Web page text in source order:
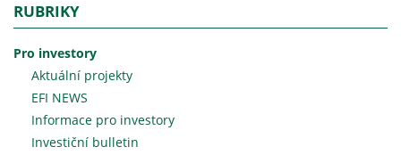
RUBRIKY
Pro investory
Aktuální projekty
EFI NEWS
Informace pro investory
Investiční bulletin